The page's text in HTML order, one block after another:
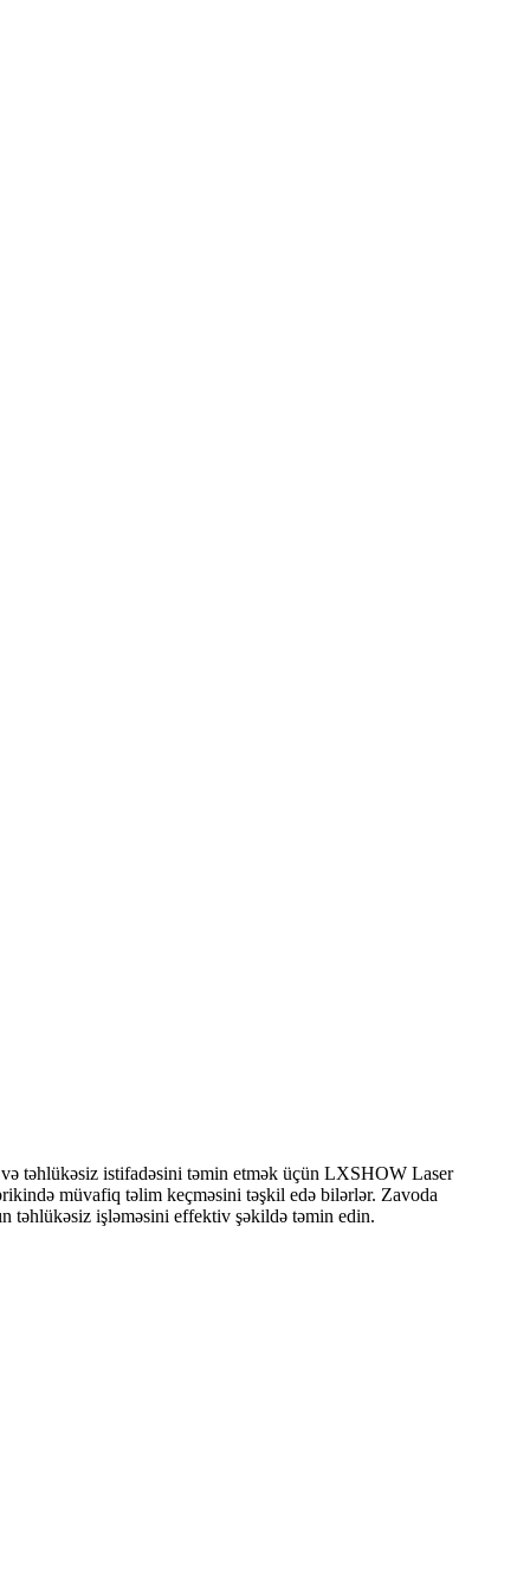
təhlükəsiz istifadəsini təmin etmək üçün LXSHOW Laser
müvafiq təlim keçməsini təşkil edə bilərlər. Zavoda
təhlükəsiz işləməsini effektiv şəkildə təmin edin.